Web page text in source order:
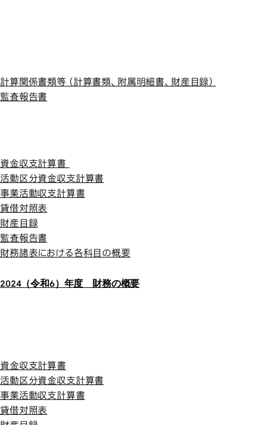
令和７年度
計算関係書類等（計算書類、附属明細書、財産目録）
監査報告書
令和６年度
資金収支計算書
活動区分資金収支計算書
事業活動収支計算書
貸借対照表
財産目録
監査報告書
財務諸表における各科目の概要
2024（令和6）年度 財務の概要
令和５年度
資金収支計算書
活動区分資金収支計算書
事業活動収支計算書
貸借対照表